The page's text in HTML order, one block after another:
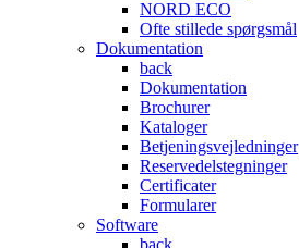
NORD ECO
Ofte stillede spørgsmål
Dokumentation
back
Dokumentation
Brochurer
Kataloger
Betjeningsvejledninger
Reservedelstegninger
Certificater
Formularer
Software
back